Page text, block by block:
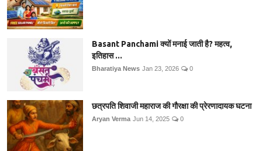
Basant Panchami क्यों मनाई जाती है? महत्व,
इतिहास ...
Bharatiya News Jan 23, 2026 0
छत्रपति शिवाजी महाराज की गौरक्षा की प्रेरणादायक घटना
Aryan Verma Jun 14, 2025 0